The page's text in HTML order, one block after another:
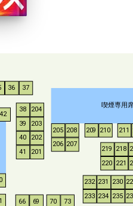
喫煙専用
36 37
38
39
40
41
42
66
69
70
73
201
202
203
204
205
206 207
208 209 210 211
218
219
220 221
230
231
232
233 234 235